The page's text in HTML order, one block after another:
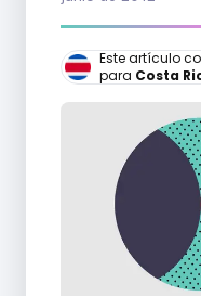
Este artículo
para Costa